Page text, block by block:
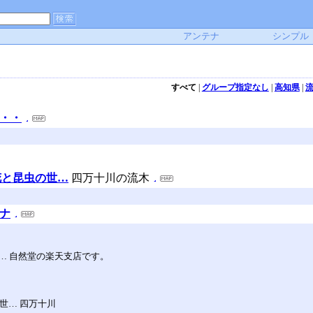
アンテナ シンプル
すべて グループ指定なし 高知県|
・
昆虫の世… 四万十川の流木
然堂の楽天支店です。
… 四万十川